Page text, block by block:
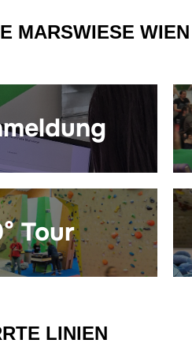
MARSWIESE WIEN
Tour
LINIEN